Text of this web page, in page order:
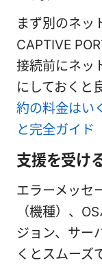
まず別のネッ
CAPTIVE
接続前にネッ
にしておくと
約の料金はい
と完全ガイド
支援を受け
エラーメッセ
（機種）、
ジョン、サー
くとスムーズ